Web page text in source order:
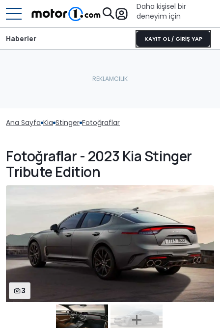
Daha kişisel bir
deneyim için
KAYIT OL / GİRİŞ YAP
Haberler
Ana Sayfa Kia Stinger Fotoğraflar
Fotoğraflar - 2023 Kia Stinger
Tribute Edition
3